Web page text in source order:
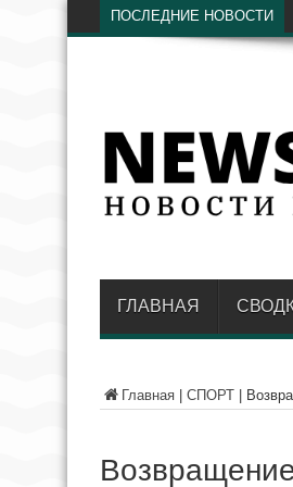
ПОСЛЕДНИЕ НОВОСТИ
ГЛАВНАЯ
Главная СПОРТ